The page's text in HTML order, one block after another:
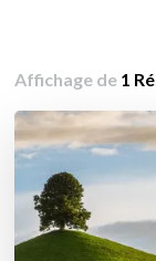
Affichage de 1